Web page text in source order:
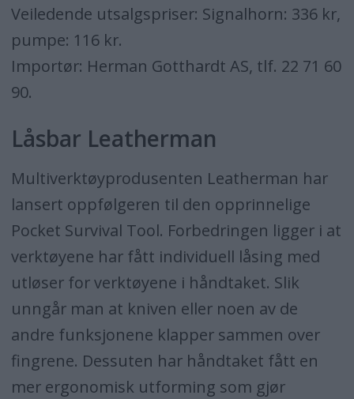
Veiledende utsalgspriser: Signalhorn: 336 kr,
pumpe: 116 kr.
Importør: Herman Gotthardt AS, tlf. 22 71 60
90.
Låsbar Leatherman
Multiverktøyprodusenten Leatherman har
lansert oppfølgeren til den opprinnelige
Pocket Survival Tool. Forbedringen ligger i at
verktøyene har fått individuell låsing med
utløser for verktøyene i håndtaket. Slik
unngår man at kniven eller noen av de
andre funksjonene klapper sammen over
fingrene. Dessuten har håndtaket fått en
mer ergonomisk utforming som gjør